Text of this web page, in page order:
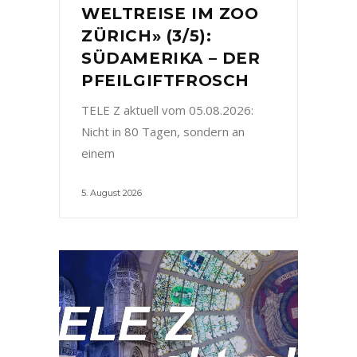
WELTREISE IM ZOO
ZÜRICH» (3/5):
SÜDAMERIKA – DER
PFEILGIFTFROSCH
TELE Z aktuell vom 05.08.2026:
Nicht in 80 Tagen, sondern an
einem
5. August 2026